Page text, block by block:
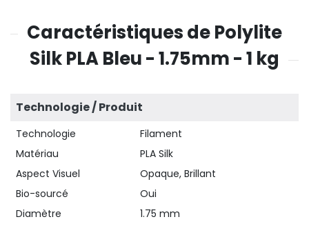
Caractéristiques de Polylite
Silk PLA Bleu - 1.75mm - 1 kg
Technologie / Produit
Technologie
Filament
Matériau
PLA Silk
Aspect Visuel
Opaque, Brillant
Bio-sourcé
Oui
Diamètre
1.75 mm